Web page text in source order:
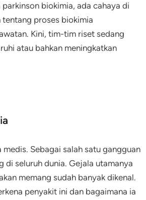
biokimia, ada cahaya di
tentang proses biokimia
Kini, tim-tim riset sedang
atau bahkan meningkatkan
Sebagai salah satu gangguan
di seluruh dunia. Gejala utamanya
memang sudah banyak dikenal.
penyakit ini dan bagaimana ia